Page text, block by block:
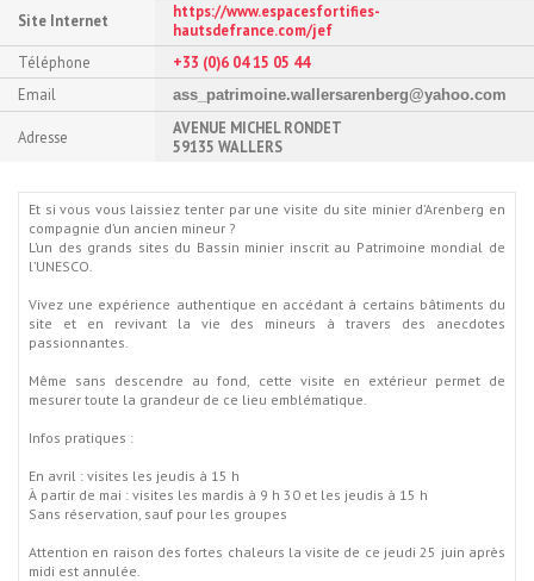
Site Internet
https://www.espacesfortifies-
hautsdefrance.com/jef
Téléphone
+33 (0)6 04 15 05 44
Email
ass_patrimoine.wallersarenberg@yahoo.com
Adresse
AVENUE MICHEL RONDET
59135 WALLERS
Et si vous vous laissiez tenter par une visite du site minier d’Arenberg en
compagnie d’un ancien mineur ?
L’un des grands sites du Bassin minier inscrit au Patrimoine mondial de
l’UNESCO.
Vivez une expérience authentique en accédant à certains bâtiments du
site et en revivant la vie des mineurs à travers des anecdotes
passionnantes.
Même sans descendre au fond, cette visite en extérieur permet de
mesurer toute la grandeur de ce lieu emblématique.
Infos pratiques :
En avril : visites les jeudis à 15 h
À partir de mai : visites les mardis à 9 h 30 et les jeudis à 15 h
Sans réservation, sauf pour les groupes
Attention en raison des fortes chaleurs la visite de ce jeudi 25 juin après
midi est annulée.